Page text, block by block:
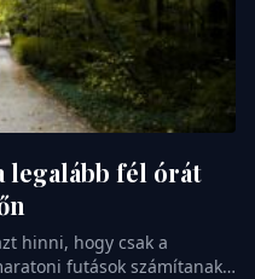
legalább fél órát
hinni, hogy csak a
futások számítanak